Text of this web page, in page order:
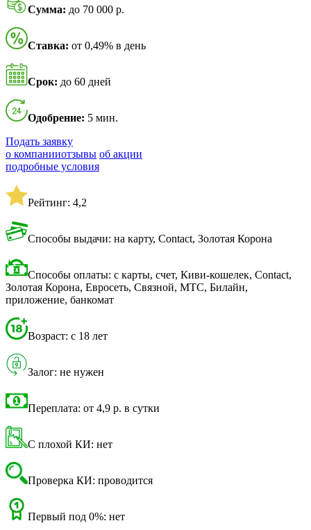
Сумма: до 70 000 р.
Ставка: от 0,49% в день
Срок: до 60 дней
Одобрение: 5 мин.
Подать заявку
о компанииотзывы об акции
подробные условия
Рейтинг: 4,2
Способы выдачи: на карту, Contact, Золотая Корона
Способы оплаты: с карты, счет, Киви-кошелек, Contact,
Золотая Корона, Евросеть, Связной, МТС, Билайн,
приложение, банкомат
Возраст: с 18 лет
Залог: не нужен
Переплата: от 4,9 р. в сутки
С плохой КИ: нет
Проверка КИ: проводится
Первый под 0%: нет